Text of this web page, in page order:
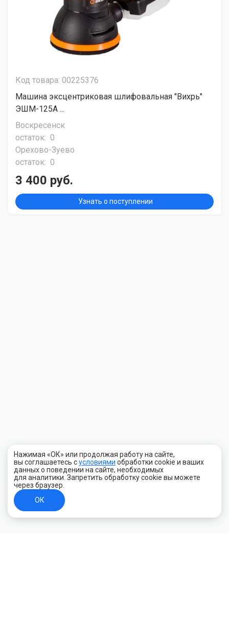
Код товара: 00225376
Машина эксцентриковая шлифовальная "Вихрь"
ЭШМ-125А ...
Воскресенск
остаток: 0
Орехово-Зуево
остаток: 0
3 400 руб.
Узнать о поступлении
Нажимая «ОК» или продолжая работу на сайте,
вы соглашаетесь сусловиями обработки cookie и ваших
данных о поведении на сайте, необходимых
для аналитики. Запретить обработку cookie вы можете
через браузер.
ОК